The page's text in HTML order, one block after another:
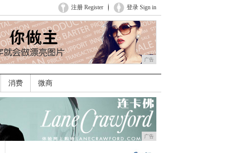
登录 Sign in
注册 Register
广告
消费 微商
广告